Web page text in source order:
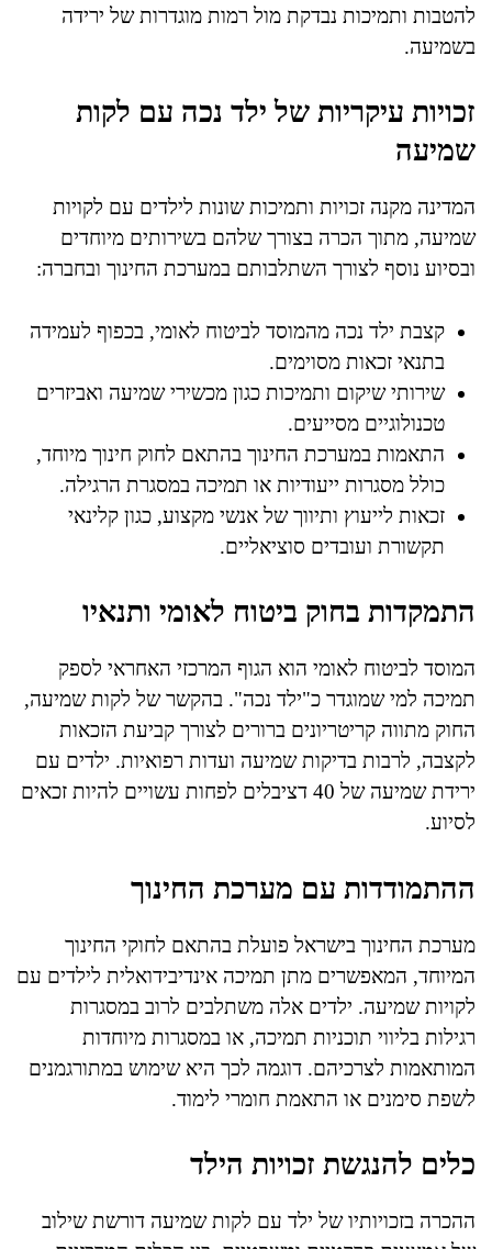
להטבות ותמיכות נבדקת מול רמות מוגדרות של ירידה
בשמיעה.
זכויות עיקריות של ילד נכה עם לקות
שמיעה
המדינה מקנה זכויות ותמיכות שונות לילדים עם לקויות
שמיעה, מתוך הכרה בצורך שלהם בשירותים מיוחדים
ובסיוע נוסף לצורך השתלבותם במערכת החינוך ובחברה:
קצבת ילד נכה מהמוסד לביטוח לאומי, בכפוף לעמידה
בתנאי זכאות מסוימים.
שירותי שיקום ותמיכות כגון מכשירי שמיעה ואביזרים
טכנולוגיים מסייעים.
התאמות במערכת החינוך בהתאם לחוק חינוך מיוחד,
כולל מסגרות ייעודיות או תמיכה במסגרת הרגילה.
זכאות לייעוץ ותיווך של אנשי מקצוע, כגון קלינאי
תקשורת ועובדים סוציאליים.
התמקדות בחוק ביטוח לאומי ותנאיו
המוסד לביטוח לאומי הוא הגוף המרכזי האחראי לספק
תמיכה למי שמוגדר כ"ילד נכה". בהקשר של לקות שמיעה,
החוק מתווה קריטריונים ברורים לצורך קביעת הזכאות
לקצבה, לרבות בדיקות שמיעה ועדות רפואיות. ילדים עם
ירידת שמיעה של 40 דציבלים לפחות עשויים להיות זכאים
לסיוע.
ההתמודדות עם מערכת החינוך
מערכת החינוך בישראל פועלת בהתאם לחוקי החינוך
המיוחד, המאפשרים מתן תמיכה אינדיבידואלית לילדים עם
לקויות שמיעה. ילדים אלה משתלבים לרוב במסגרות
רגילות בליווי תוכניות תמיכה, או במסגרות מיוחדות
המותאמות לצרכיהם. דוגמה לכך היא שימוש במתורגמנים
לשפת סימנים או התאמת חומרי לימוד.
כלים להנגשת זכויות הילד
ההכרה בזכויותיו של ילד עם לקות שמיעה דורשת שילוב